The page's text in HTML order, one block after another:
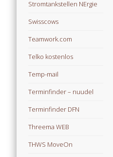
Stromtankstellen NErgie
Swisscows
Teamwork.com
Telko kostenlos
Temp-mail
Terminfinder – nuudel
Terminfinder DFN
Threema WEB
THWS MoveOn